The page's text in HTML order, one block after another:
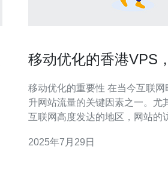
移动优化的香港VPS
移动优化的重要性 在当今互联网时代，移动优化已成为提
升网站流量的关键因素之一。尤
互联网高度发达的地区，网站的
VPS（虚拟专用服务器）来支持
2025年7月29日